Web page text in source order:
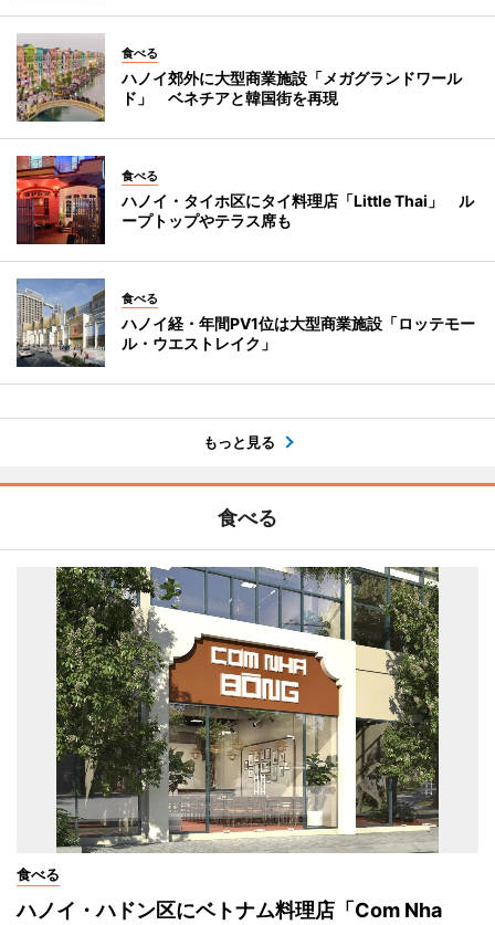
食べる
ハノイ郊外に大型商業施設「メガグランドワール
ド」 ベネチアと韓国街を再現
食べる
ハノイ・タイホ区にタイ料理店「Little Thai」 ル
ープトップやテラス席も
食べる
ハノイ経・年間PV1位は大型商業施設「ロッテモー
ル・ウエストレイク」
もっと見る
食べる
食べる
ハノイ・ハドン区にベトナム料理店「Com Nha